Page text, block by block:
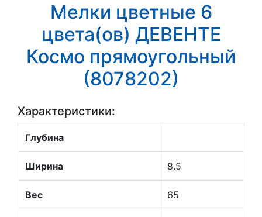
Мелки цветные 6
цвета(ов) ДЕВЕНТЕ
Космо прямоугольный
(8078202)
Характеристики:
Глубина
Ширина 8.5
Вес 65